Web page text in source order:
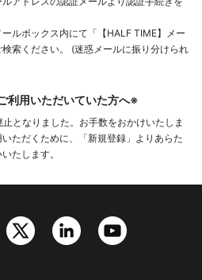
ルボックス内にて「【HALF TIME】メー
索ください。 (迷惑メールに振り分けられ
利用いただいていた方へ※
となりました。お手数をおかけいたしま
ただくために、「新規登録」よりあらた
たします。